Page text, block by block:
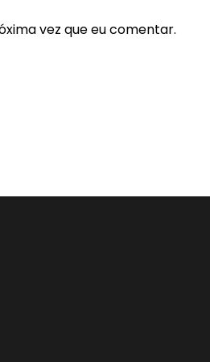
vez que eu comentar.